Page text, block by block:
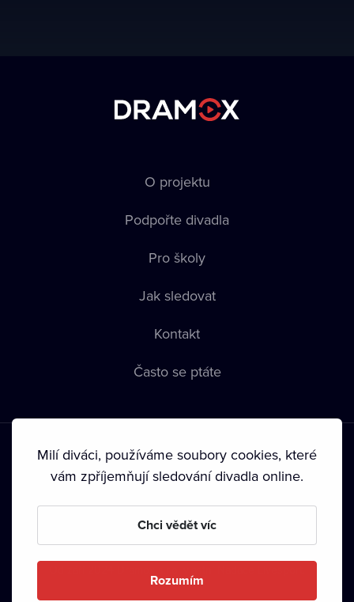
O projektu
Podpořte divadla
Pro školy
Jak sledovat
Kontakt
Často se ptáte
Podmínky používání • Ochrana soukromí • Zásady používání
• Autorská práva•
Milí diváci, používáme soubory cookies, které
vám zpříjemňují sledování divadla online.
Chci vědět víc
Rozumím